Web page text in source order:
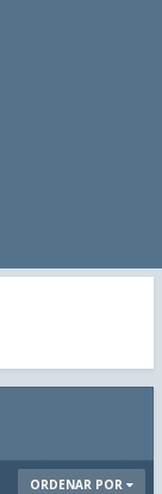
ORDENAR POR